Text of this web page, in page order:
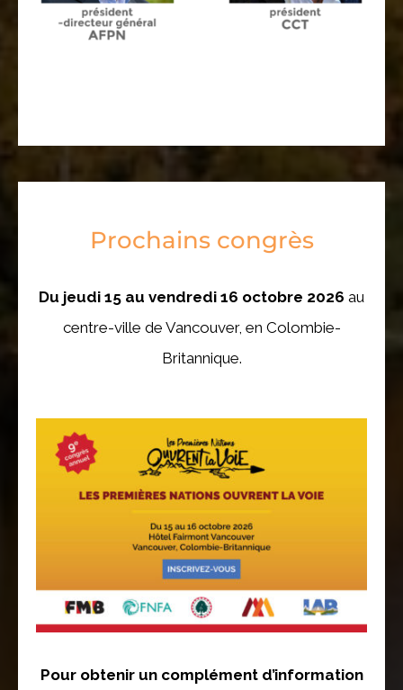
Prochains congrès
Du jeudi 15 au vendredi 16 octobre 2026 au
centre-ville de Vancouver, en Colombie-
Britannique.
Pour obtenir un complément d’information